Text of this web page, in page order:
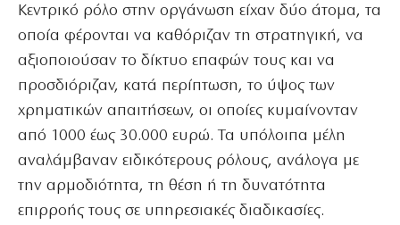
Κεντρικό ρόλο στην οργάνωση είχαν δύο άτομα, τα
οποία φέρονται να καθόριζαν τη στρατηγική, να
αξιοποιούσαν το δίκτυο επαφών τους και να
προσδιόριζαν, κατά περίπτωση, το ύψος των
χρηματικών απαιτήσεων, οι οποίες κυμαίνονταν
από 1000 έως 30.000 ευρώ. Τα υπόλοιπα μέλη
αναλάμβαναν ειδικότερους ρόλους, ανάλογα με
την αρμοδιότητα, τη θέση ή τη δυνατότητα
επιρροής τους σε υπηρεσιακές διαδικασίες.